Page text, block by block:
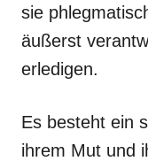
sie
äußerst
erledigen.
Es besteht ein
ihrem Mut und